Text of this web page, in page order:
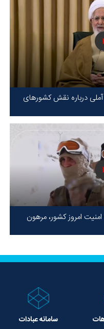
درباره نقش کشورهای
ظلم!
امروز کشور، مرهون
سامانه عبادات